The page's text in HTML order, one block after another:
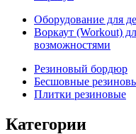
Оборудование для
Воркаут (Workout)
возможностями
Резиновый бордюр
Бесшовные
Плитки резиновые
Категории